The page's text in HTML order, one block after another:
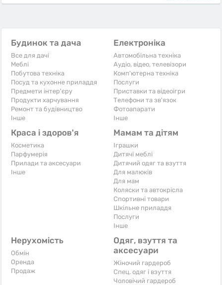
Будинок та дача
Все для дачі
Меблі
Побутова техніка
Посуд та кухонне приладдя
Предмети інтер'єру
Продукти харчування
Ремонт та будівництво
Iнше
Електроніка
Автомобільна техніка
Аудіо, відео, телевізори
Комп'ютерна техніка
Послуги
Приставки та відеоігри
Телефони та зв'язок
Фотоапарати
Iнше
Краса і здоров'я
Косметика
Парфумерія
Прилади та аксесуари
Iнше
Мамам та дітям
Іграшки
Дитячі меблі
Дитячий одяг та взуття
Для малюків
Для мам
Коляски та автокрісла
Спортивні товари
Шкільне приладдя
Послуги
Iнше
Нерухомість
Обмін
Оренда
Продаж
Одяг, взуття та
аксесуари
Жіночий гардероб
Спец. одяг і взуття
Чоловічий гардероб